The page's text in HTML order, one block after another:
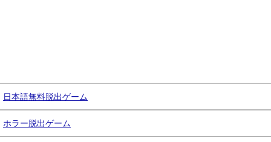
日本語無料脱出ゲーム
ホラー脱出ゲーム